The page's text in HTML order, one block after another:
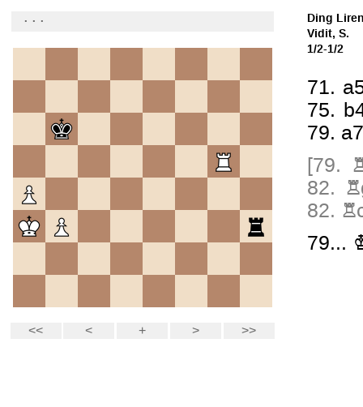
Ding
Vidit, S.
1/2-1/2
71.
75.
79.
[79.
82.
82.
79...